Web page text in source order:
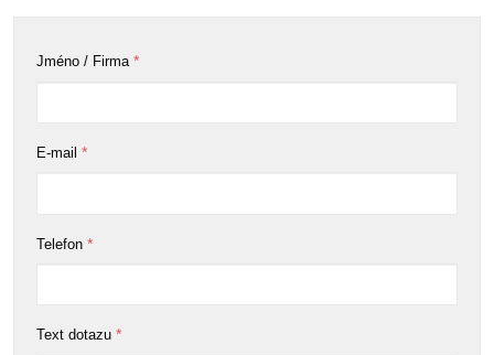
Jméno / Firma *
E-mail *
Telefon *
Text dotazu *